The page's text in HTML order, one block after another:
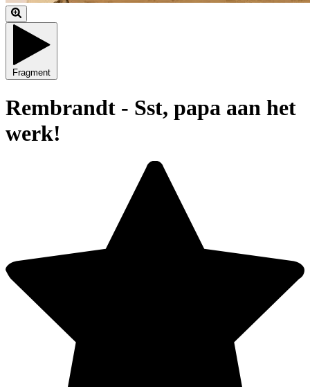
Fragment
Rembrandt - Sst, papa aan het
werk!